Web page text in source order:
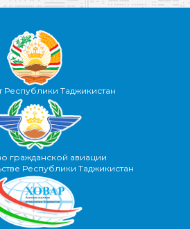
Республики Таджикистан
гражданской авиации
Республики Таджикистан